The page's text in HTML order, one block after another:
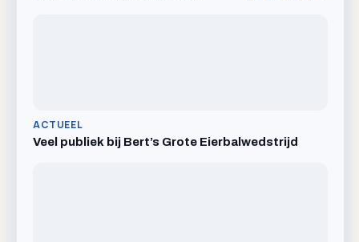
ACTUEEL
Veel publiek bij Bert’s Grote Eierbalwedstrijd